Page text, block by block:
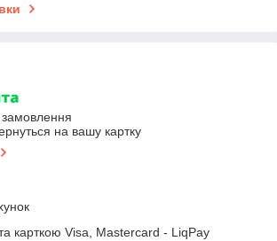
на вашу картку
карткою Visa, Mastercard - LiqPay